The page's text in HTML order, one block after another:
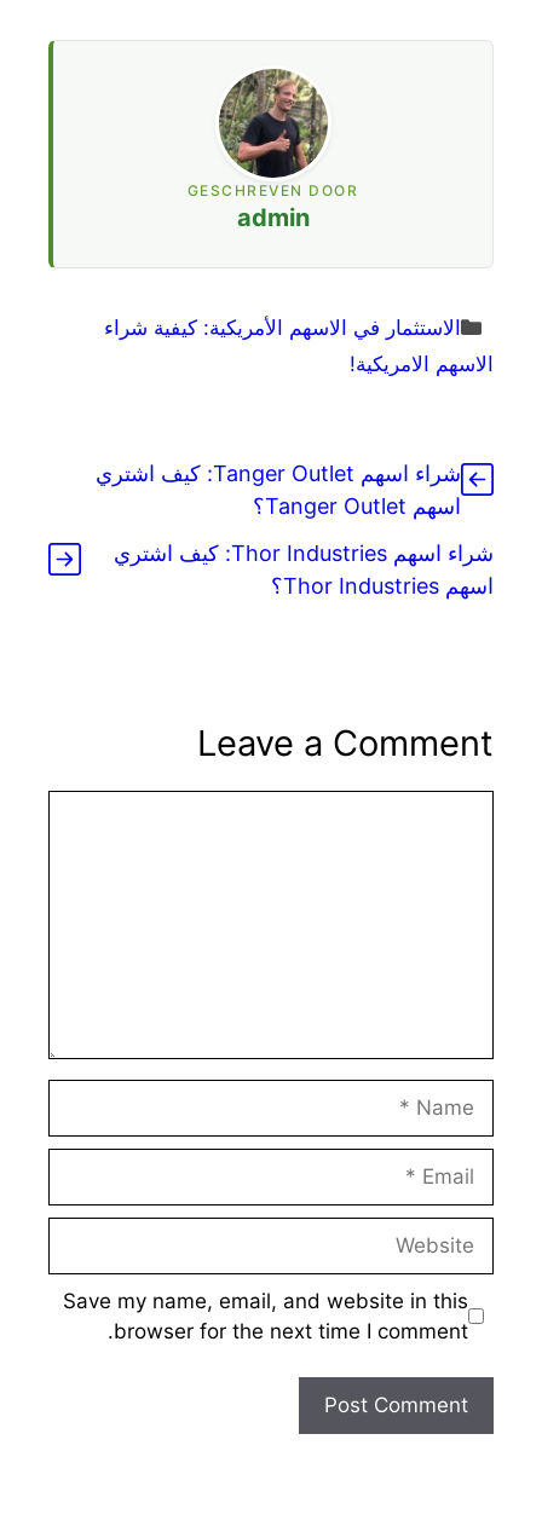
GESCHREVEN DOOR
admin
Categories
الاستثمار في الاسهم الأمريكية: كيفية شراء
الاسهم الامريكية!
شراء اسهم Tanger Outlet: كيف اشتري
اسهم Tanger Outlet؟
شراء اسهم Thor Industries: كيف اشتري
اسهم Thor Industries؟
Leave a Comment
Save my name, email, and website in this
browser for the next time I comment.